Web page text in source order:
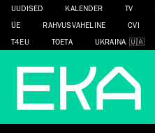
UUDISED KALENDER TV
ÜE
RAHVUSVAHELINE CVI
T4EU
TOETA UKRAINA